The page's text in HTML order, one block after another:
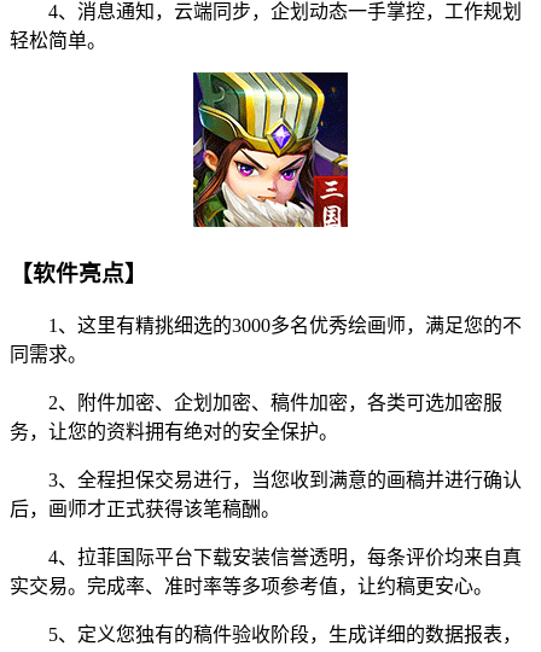
4、消息通知，云端同步，企划动态一手掌控，工作规划
轻松简单。
【软件亮点】
1、这里有精挑细选的3000多名优秀绘画师，满足您的不
同需求。
2、附件加密、企划加密、稿件加密，各类可选加密服
务，让您的资料拥有绝对的安全保护。
3、全程担保交易进行，当您收到满意的画稿并进行确认
后，画师才正式获得该笔稿酬。
4、拉菲国际平台下载安装信誉透明，每条评价均来自真
实交易。完成率、准时率等多项参考值，让约稿更安心。
5、定义您独有的稿件验收阶段，生成详细的数据报表，